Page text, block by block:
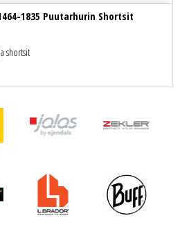
1835 Puutarhurin Shortsit
shortsit